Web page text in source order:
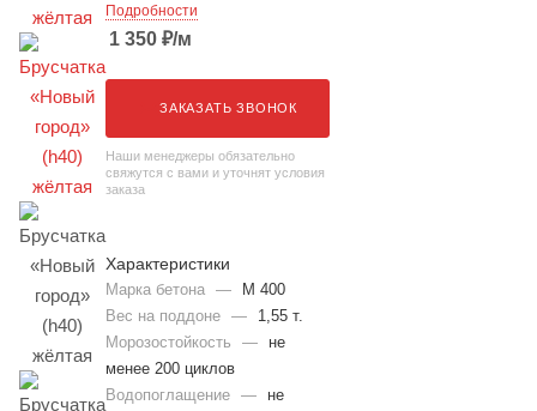
Подробности
1 350 ₽/м
ЗАКАЗАТЬ ЗВОНОК
Наши менеджеры обязательно
свяжутся с вами и уточнят условия
заказа
Характеристики
Марка бетона —
М 400
Вес на поддоне —
1,55 т.
Морозостойкость
—
не
менее 200 циклов
Водопоглащение —
не